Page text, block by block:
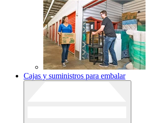
Cajas y suministros para embalar